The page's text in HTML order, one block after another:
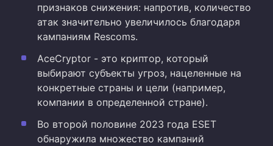
признаков снижения: напротив, количество
атак значительно увеличилось благодаря
кампаниям Rescoms.
AceCryptor - это криптор, который
выбирают субъекты угроз, нацеленные на
конкретные страны и цели (например,
компании в определенной стране).
Во второй половине 2023 года ESET
обнаружила множество кампаний